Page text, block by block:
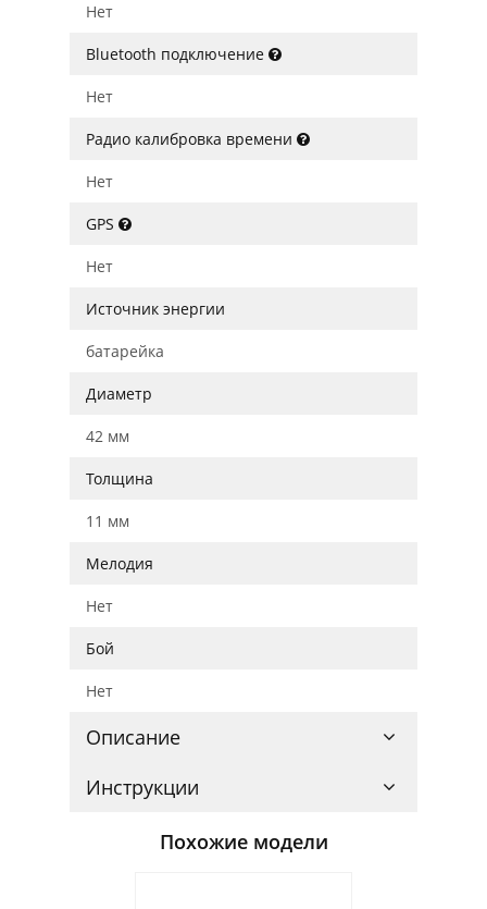
Нет
Bluetooth подключение
Нет
Радио калибровка времени
Нет
GPS
Нет
Источник энергии
батарейка
Диаметр
42 мм
Толщина
11 мм
Мелодия
Нет
Бой
Нет
Описание
Инструкции
Похожие модели